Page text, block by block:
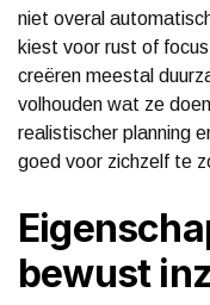
niet overal
kiest voor rust of
creëren meestal
volhouden wat ze
realistischer planning
goed voor zichzelf te
bewust